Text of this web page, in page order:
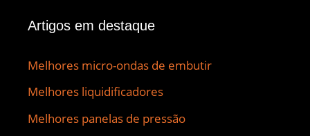
Artigos em destaque
Melhores micro-ondas de embutir
Melhores liquidificadores
Melhores panelas de pressão